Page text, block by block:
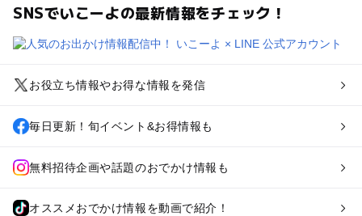
SNSでいこーよの最新情報をチェック！
お役立ち情報やお得な情報を発信
毎日更新！旬イベント&お得情報も
無料招待企画や話題のおでかけ情報も
オススメおでかけ情報を動画で紹介！